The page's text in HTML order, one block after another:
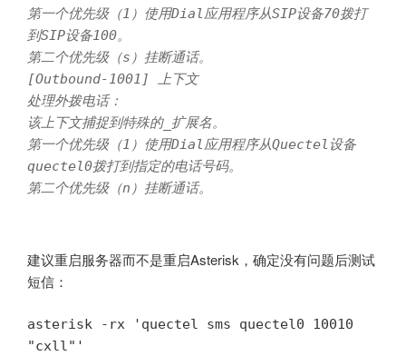
第一个优先级（1）使用Dial应用程序从SIP设备70拨打
到SIP设备100。
第二个优先级（s）挂断通话。
[Outbound-1001] 上下文
处理外拨电话：
该上下文捕捉到特殊的_扩展名。
第一个优先级（1）使用Dial应用程序从Quectel设备
quectel0拨打到指定的电话号码。
建议重启服务器而不是重启Asterisk，确定没有问题后测试
短信：
asterisk -rx 'quectel sms quectel0 10010